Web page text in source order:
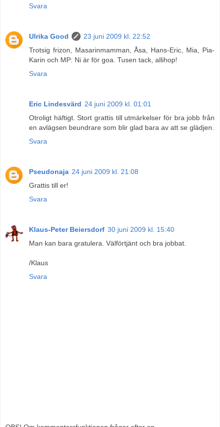
Svara
Ulrika Good
23 juni 2009 kl. 22:52
Trotsig frizon, Masarinmamman, Åsa, Hans-Eric, Mia, Pia-
Karin och MP: Ni är för goa. Tusen tack, allihop!
Svara
Eric Lindesvärd 24 juni 2009 kl. 01:01
Otroligt häftigt. Stort grattis till utmärkelser för bra jobb från
en avlägsen beundrare som blir glad bara av att se glädjen.
Svara
Pseudonaja 24 juni 2009 kl. 21:08
Grattis till er!
Svara
Klaus-Peter Beiersdorf 30 juni 2009 kl. 15:40
Man kan bara gratulera. Välförtjänt och bra jobbat.
/Klaus
Svara